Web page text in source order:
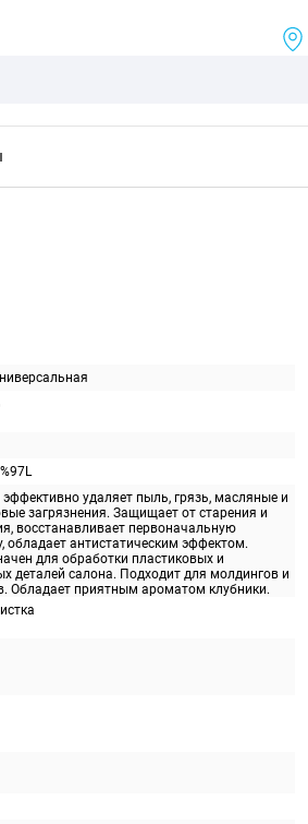
эффективно удаляет пыль, грязь, масляные и
загрязнения. Защищает от старения и
восстанавливает первоначальную
обладает антистатическим эффектом.
для обработки пластиковых и
деталей салона. Подходит для молдингов и
Обладает приятным ароматом клубники.